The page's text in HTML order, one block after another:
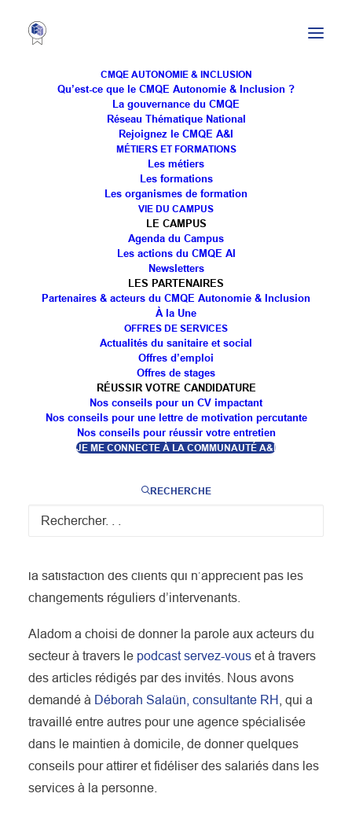
CMQE AUTONOMIE & INCLUSION
Qu’est-ce que le CMQE Autonomie & Inclusion ?
La gouvernance du CMQE
Réseau Thématique National
Rejoignez le CMQE A&I
MÉTIERS ET FORMATIONS
Les métiers
Les formations
Les organismes de formation
VIE DU CAMPUS
LE CAMPUS
Agenda du Campus
Les actions du CMQE AI
Newsletters
LES PARTENAIRES
Partenaires & acteurs du CMQE Autonomie & Inclusion
À la Une
OFFRES DE SERVICES
Actualités du sanitaire et social
Offres d’emploi
Offres de stages
RÉUSSIR VOTRE CANDIDATURE
Nos conseils pour un CV impactant
Nos conseils pour une lettre de motivation percutante
Nos conseils pour réussir votre entretien
JE ME CONNECTE À LA COMMUNAUTÉ A&I
RECHERCHE
[ALADOM] 8 conseils
pour recruter et fidéliser
dans les Services à la
personne
Publiée le 15 février 2023 14:54
Pour accéder à l’article :
https://www.aladom.fr/actualites/secteur-
service/9825/8-conseils-pour-recruter-et-fideliser-
dans-les-services-a-la-personne/
Le recrutement est devenu le nerf de la guerre pour
la satisfaction des clients qui n’apprécient pas les
changements réguliers d’intervenants.
Aladom a choisi de donner la parole aux acteurs du
secteur à travers le podcast servez-vous et à travers
des articles rédigés par des invités. Nous avons
demandé à Déborah Salaün, consultante RH , qui a
travaillé entre autres pour une agence spécialisée
dans le maintien à domicile, de donner quelques
conseils pour attirer et fidéliser des salariés dans les
services à la personne.